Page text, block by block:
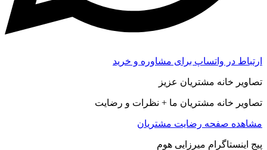
ارتباط در واتساپ برای مشاوره و خرید
تصاویر خانه مشتریان عزیز
تصاویر خانه مشتریان ما + نظرات و رضایت
مشاهده صفحه رضايت مشتريان
پیج اینستاگرام میرزایی هوم